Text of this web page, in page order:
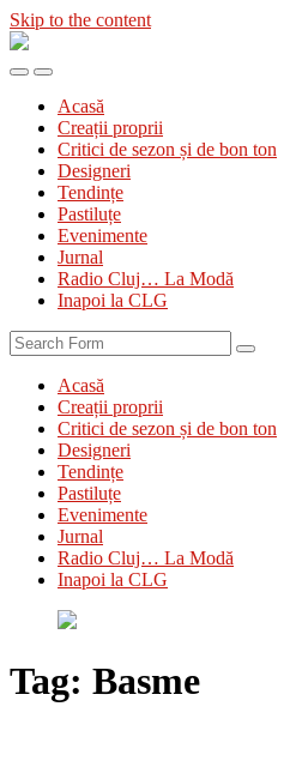
Skip to the content
Diva
Toggle
mobile
menu
Toggle
the
search
field
Acasă
Creații proprii
Critici de sezon și de bon ton
Designeri
Tendințe
Pastiluțe
Evenimente
Jurnal
Radio Cluj… La Modă
Inapoi la CLG
Search
Acasă
Creații proprii
Critici de sezon și de bon ton
Designeri
Tendințe
Pastiluțe
Evenimente
Jurnal
Radio Cluj… La Modă
Inapoi la CLG
Tag: Basme